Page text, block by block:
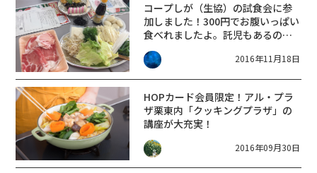
コープしが（生協）の試食会に参
加しました！300円でお腹いっぱい
食べれましたよ。託児もあるので
ママ友とゆっくり出来ました！
2016年11月18日
HOPカード会員限定！アル・プラ
ザ栗東内「クッキングプラザ」の
講座が大充実！
2016年09月30日